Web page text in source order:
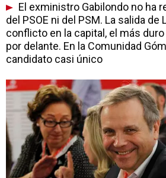
El exministro Gabilondo no ha
del PSOE ni del PSM. La salida
conflicto en la capital, el más duro
por delante. En la Comunidad
candidato casi único